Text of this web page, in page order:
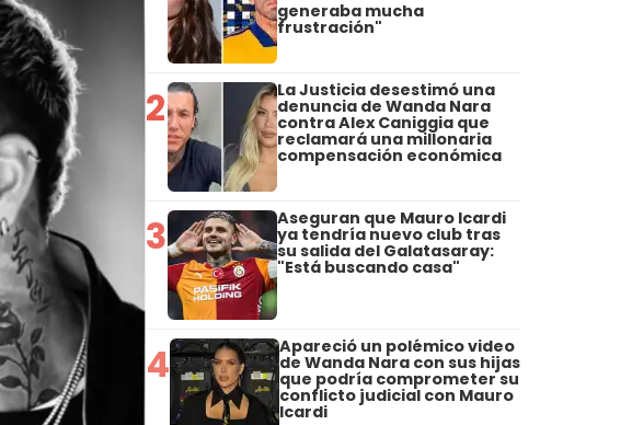
generaba mucha
frustración"
2 La Justicia desestimó una
denuncia de Wanda Nara
contra Alex Caniggia que
reclamará una millonaria
compensación económica
3 Aseguran que Mauro Icardi
ya tendría nuevo club tras
su salida del Galatasaray:
"Está buscando casa"
4 Apareció un polémico video
de Wanda Nara con sus hijas
que podría comprometer su
conflicto judicial con Mauro
Icardi